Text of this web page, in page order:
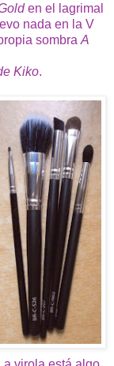
en el lagrimal
nada en la V
sombra A
Kiko.